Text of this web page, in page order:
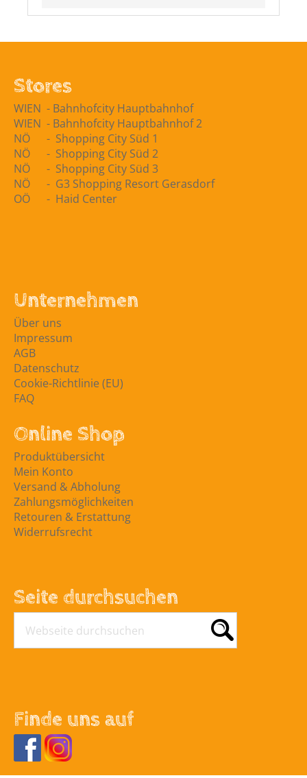
Stores
WIEN ​ -​ Bahnhofcity Hauptbahnhof
WIEN ​ -​ Bahnhofcity Hauptbahnhof 2
NÖ - Shopping City Süd 1
NÖ - Shopping City Süd 2
NÖ - Shopping City Süd 3
NÖ - G3 Shopping Resort Gerasdorf
OÖ - Haid Center
Unternehmen
Über uns
Impressum
AGB
Datenschutz
Cookie-Richtlinie (EU)
FAQ
Online Shop
Produktübersicht
Mein Konto
Versand & Abholung
Zahlungsmöglichkeiten
Retouren & Erstattung
Widerrufsrecht
Seite durchsuchen
Finde uns auf